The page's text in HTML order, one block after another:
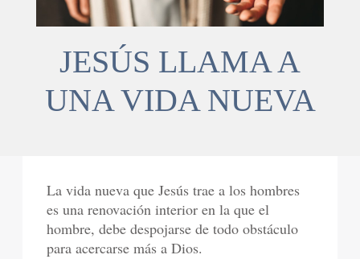
JESÚS LLAMA A
UNA VIDA NUEVA
La vida nueva que Jesús trae a los hombres
es una renovación interior en la que el
hombre, debe despojarse de todo obstáculo
para acercarse más a Dios.